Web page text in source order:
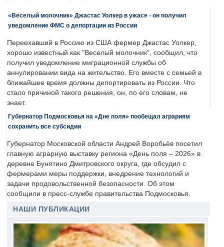
«Веселый молочник» Джастас Уолкер в ужасе - он получил
уведомление ФМС о депортации из России
Переехавший в Россию из США фермер Джастас Уолкер,
хорошо известный как "Веселый молочник", сообщил, что
получил уведомление миграционной службы об
аннулировании вида на жительство. Его вместе с семьей в
ближайшее время должны депортировать из России. Что
стало причиной такого решения, он, по его словам, не
знает.
Губернатор Подмосковья на «Дне поля» пообещал аграриям
сохранить все субсидии
Губернатор Московской области Андрей Воробьёв посетил
главную аграрную выставку региона «День поля – 2026» в
деревне Бунятино Дмитровского округа, где обсудил с
фермерами меры поддержки, внедрение технологий и
задачи продовольственной безопасности. Об этом
сообщили в пресс-службе правительства Подмосковья.
НАШИ ПУБЛИКАЦИИ